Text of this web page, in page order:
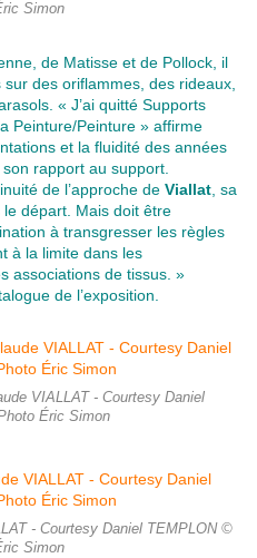
Simon
de Matisse et de Pollock, il
des oriflammes, des rideaux,
« J’ai quitté Supports
Peinture/Peinture » affirme
et la fluidité des années
son rapport au support.
de l’approche de Viallat , sa
départ. Mais doit être
à transgresser les règles
à la limite dans les
associations de tissus. »
de l’exposition.
VIALLAT - Courtesy Daniel
Éric Simon
- Courtesy Daniel TEMPLON ©
Simon